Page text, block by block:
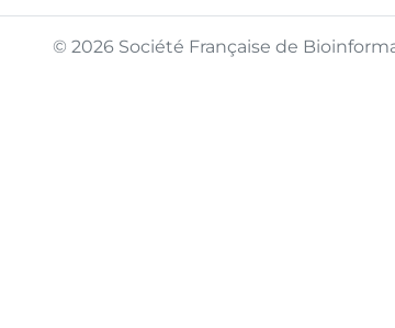
© 2026 Société Française de